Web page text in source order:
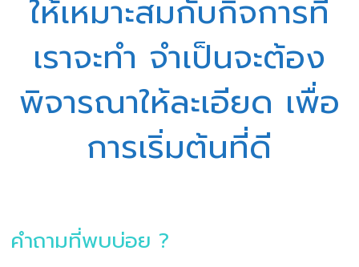
ให้เหมาะสมกับกิจการที่
เราจะทำ จำเป็นจะต้อง
พิจารณาให้ละเอียด เพื่อ
การเริ่มต้นที่ดี
คำถามที่พบบ่อย ?